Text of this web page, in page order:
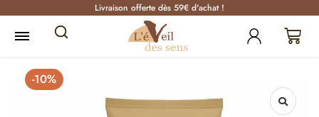
Livraison offerte dès 59€ d'achat !
-10%